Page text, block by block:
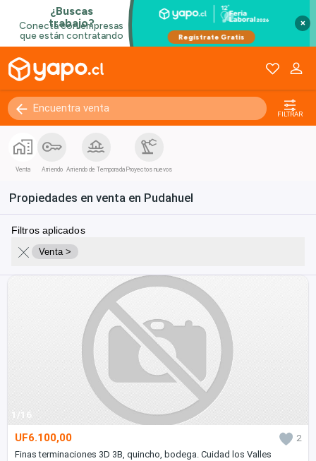
×
FILTRAR
Venta Arriendo Arriendo de Temporada Proyectos nuevos
Propiedades en venta en Pudahuel
Filtros aplicados
Venta >
1/16
UF6.100,00
2
Finas terminaciones 3D 3B, quincho, bodega. Cuidad los Valles